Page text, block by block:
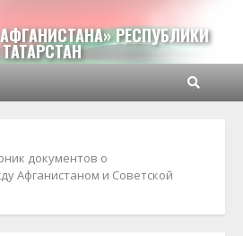
РЕСПУБЛИКИ
ТАТАРСТАН
документов о
Афганистаном и Советской